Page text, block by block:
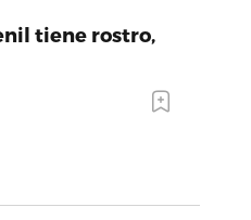
tiene rostro,